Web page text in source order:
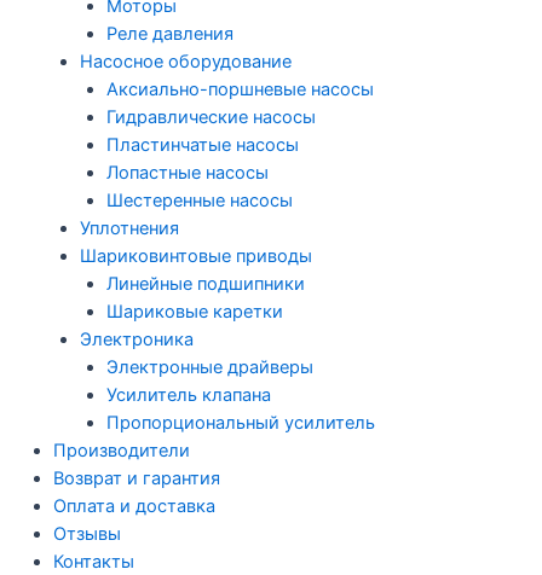
Моторы
Реле давления
Насосное оборудование
Аксиально-поршневые насосы
Гидравлические насосы
Пластинчатые насосы
Лопастные насосы
Шестеренные насосы
Уплотнения
Шариковинтовые приводы
Линейные подшипники
Шариковые каретки
Электроника
Электронные драйверы
Усилитель клапана
Пропорциональный усилитель
Производители
Возврат и гарантия
Оплата и доставка
Отзывы
Контакты